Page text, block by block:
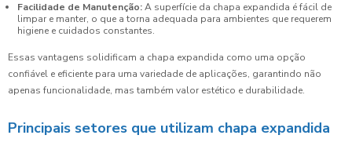
Facilidade de Manutenção:A superfície da chapa expandida é fácil de
limpar e manter, o que a torna adequada para ambientes que requerem
higiene e cuidados constantes.
Essas vantagens solidificam a chapa expandida como uma opção
confiável e eficiente para uma variedade de aplicações, garantindo não
apenas funcionalidade, mas também valor estético e durabilidade.
Principais setores que utilizam chapa expandida